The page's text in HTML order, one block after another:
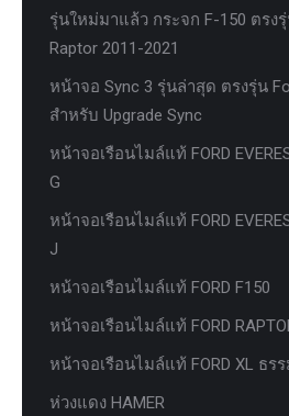
รุ่นใหม่มาแล้ว กระจก F-150 ตรงรุ่
Raptor 2011-2021
หน้าจอ Sync 3 รุ่นล่าสุด ตรงรุ่น
สำหรับ Upgrade Sync
หน้าจอเรือนไมล์แท้ FORD
G
หน้าจอเรือนไมล์แท้ FORD
J
หน้าจอเรือนไมล์แท้ FORD F150
หน้าจอเรือนไมล์แท้ FORD
หน้าจอเรือนไมล์แท้ FORD XL ธรร
ห่วงแดง HAMER